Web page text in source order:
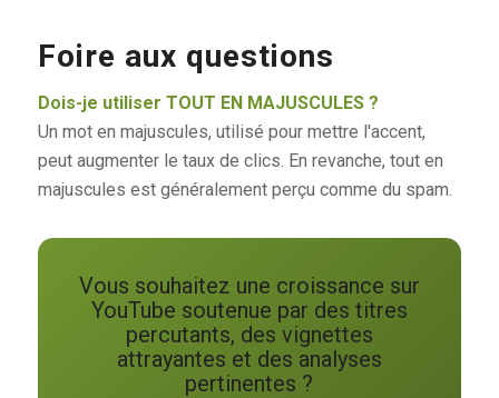
Foire aux questions
Dois-je utiliser TOUT EN MAJUSCULES ?
Un mot en majuscules, utilisé pour mettre l'accent,
peut augmenter le taux de clics. En revanche, tout en
majuscules est généralement perçu comme du spam.
Vous souhaitez une croissance sur
YouTube soutenue par des titres
percutants, des vignettes
attrayantes et des analyses
pertinentes ?